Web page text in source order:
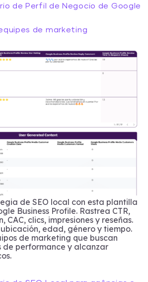
de Perfil de Negocio de Google
de marketing
de SEO local con esta plantilla
Business Profile. Rastrea CTR,
CAC, clics, impresiones y reseñas.
edad, género y tiempo.
de marketing que buscan
de performance y alcanzar